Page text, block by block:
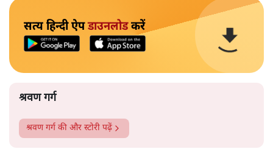
सत्य हिन्दी ऐपडाउनलोडकरें
श्रवण गर्ग
श्रवण गर्ग की और स्टोरी पढ़ें